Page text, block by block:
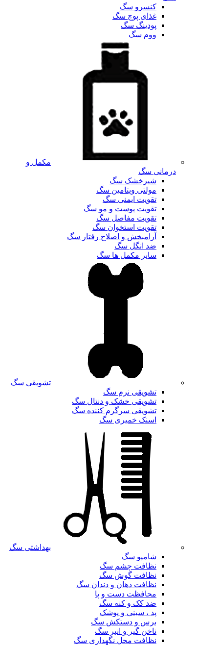
کنسرو سگ
غذای پوچ سگ
پودینگ سگ
ووم سگ
مکمل و
درمانی سگ
شیرخشک سگ
مولتی ویتامین سگ
تقویت ایمنی سگ
تقویت پوست و مو سگ
تقویت مفاصل سگ
تقویت استخوان سگ
آرامبخش و اصلاح رفتار سگ
ضد انگل سگ
سایر مکمل ها سگ
تشویقی سگ
تشویقی نرم سگ
تشویقی خشک و دنتال سگ
تشویقی سرگرم کننده سگ
اسنک خمیری سگ
بهداشتی سگ
شامپو سگ
نظافت چشم سگ
نظافت گوش سگ
نظافت دهان و دندان سگ
محافظت دست و پا
ضد کک و کنه سگ
پد ، سینی و پوشک
برس و دستکش سگ
ناخن گیر و انبر سگ
نظافت محل نگهداری سگ